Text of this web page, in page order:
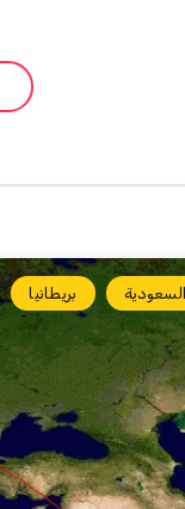
السعودية بريطانيا